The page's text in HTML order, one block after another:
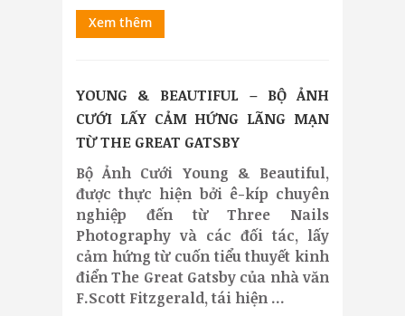
Xem thêm
YOUNG & BEAUTIFUL – BỘ ẢNH
CƯỚI LẤY CẢM HỨNG LÃNG MẠN
TỪ THE GREAT GATSBY
Bộ Ảnh Cưới Young & Beautiful,
được thực hiện bởi ê-kíp chuyên
nghiệp đến từ Three Nails
Photography và các đối tác, lấy
cảm hứng từ cuốn tiểu thuyết kinh
điển The Great Gatsby của nhà văn
F.Scott Fitzgerald, tái hiện ...